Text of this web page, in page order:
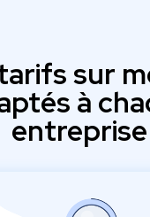
sur
à
entreprise